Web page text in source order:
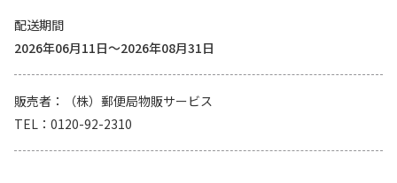
配送期間
2026年06月11日～2026年08月31日
販売者
（株）郵便局物販サービス
TEL
0120-92-2310